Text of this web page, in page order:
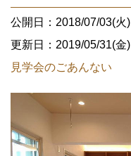
公開日：2018/07/03(火)
更新日：2019/05/31(金)
見学会のごあんない